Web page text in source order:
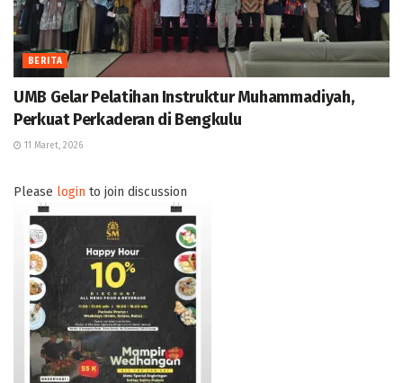
BERITA
UMB Gelar Pelatihan Instruktur Muhammadiyah,
Perkuat Perkaderan di Bengkulu
11 Maret, 2026
Please login to join discussion